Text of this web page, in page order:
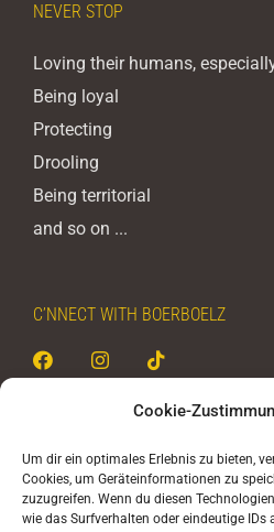
Cookie-
Um dir ein optimales Erlebnis zu bieten,
Cookies, um Geräteinformationen zu
zuzugreifen. Wenn du diesen
wie das Surfverhalten oder eindeutige IDs
NEVER STOP
Loving their humans,
Being loyal
Protecting
Drooling
Being territorial
and so on ...
C’NNECT WITH BOERBOELZ
BOERBOELZ - never stop
Christoph Rehak
Untertorstraße 8